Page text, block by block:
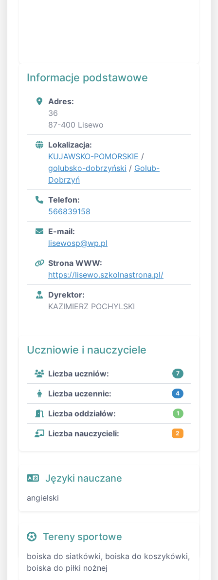
Informacje podstawowe
Adres:
36
87-400 Lisewo
Lokalizacja:
KUJAWSKO-POMORSKIE /
golubsko-dobrzyński / Golub-
Dobrzyń
Telefon:
566839158
E-mail:
lisewosp@wp.pl
Strona WWW:
https://lisewo.szkolnastrona.pl/
Dyrektor:
KAZIMIERZ POCHYLSKI
Uczniowie i nauczyciele
Liczba uczniów: 7
Liczba uczennic: 4
Liczba oddziałów: 1
Liczba nauczycieli: 2
Języki nauczane
angielski
Tereny sportowe
boiska do siatkówki, boiska do koszykówki,
boiska do piłki nożnej